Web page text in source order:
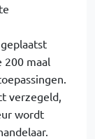
200 maal
verzegeld,
wordt